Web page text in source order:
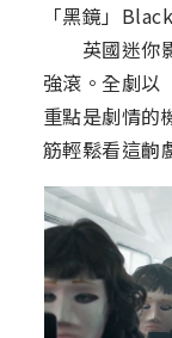
「黑鏡」
英國迷你影
強滾。全劇以
重點是劇情的
筋輕鬆看這齣